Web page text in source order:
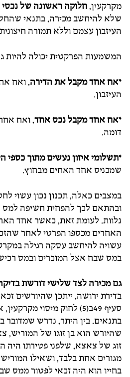
מקרקעין,חלוקה ראשונה של נכסי
שלא להיחשב מכירה, בתנאי
העיזבון עצמם וללא תמורה
המשמעות הפרקטית יכולה להיות
*אח אחד מקבל את הדירה, ואח
העיזבון.
*אח אחד מקבל נכס אחד, ואח
דומה.
*תשלומי איזון נעשים מתוך כספי
שמכניס אחד האחים מבחוץ.
במצבים כאלה, תכנון נכון עשוי
ובהתאם לכך להפחית חשיפה למס
נלוות. לעומת זאת, כאשר אחד
האחרים מכספו הפרטי לאחר
עשויה להיחשב עסקה רגילה
במס שבח אצל המוכרים ובמס
גם מכירה לצד שלישי דורשת
בדירת ירושה, ייתכן שהיורשים
סעיף 49ב(5) לחוק מיסוי
בתנאים. בין היתר, נדרש שמדובר
שהיורש הוא בן זוגו של המוריש,
זוג של צאצא, שלפני פטירתו היה
מגורים אחת בלבד, ושאילו
בחייו הוא היה זכאי לפטור ממס